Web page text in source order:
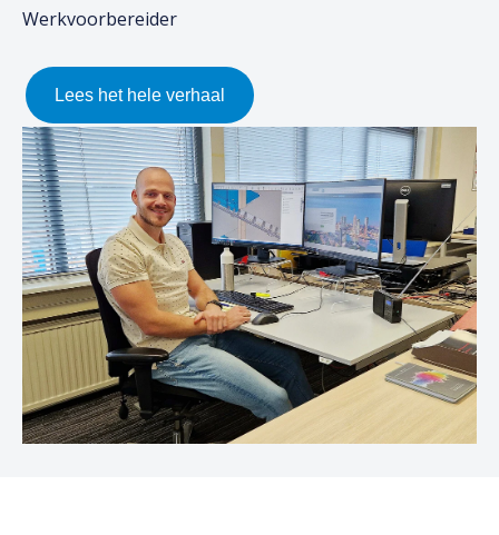
Werkvoorbereider
Lees het hele verhaal